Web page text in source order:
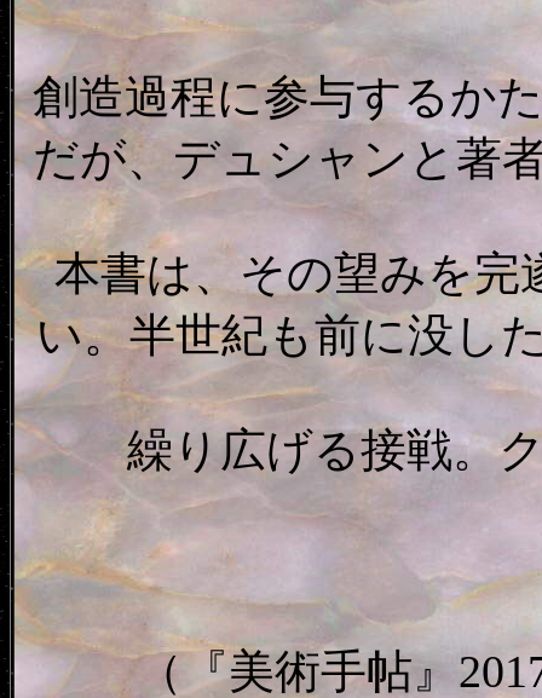
創造過程に参与するか
だが、デュシャンと著
本書は、その望みを
い。半世紀も前に没し
繰り広げる接戦。
（『美術手帖』